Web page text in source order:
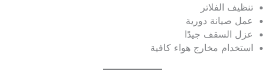
تنظيف الفلاتر
عمل صيانة دورية
عزل السقف جيدًا
استخدام مخارج هواء كافية